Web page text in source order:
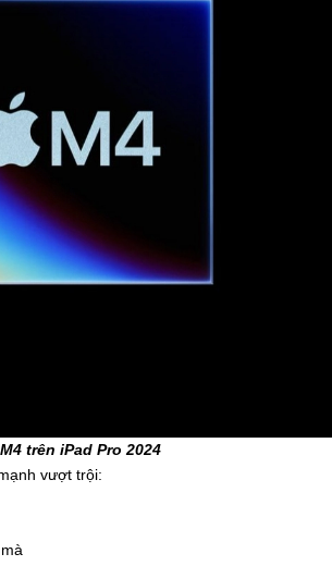
trên iPad Pro 2024
vượt trội: